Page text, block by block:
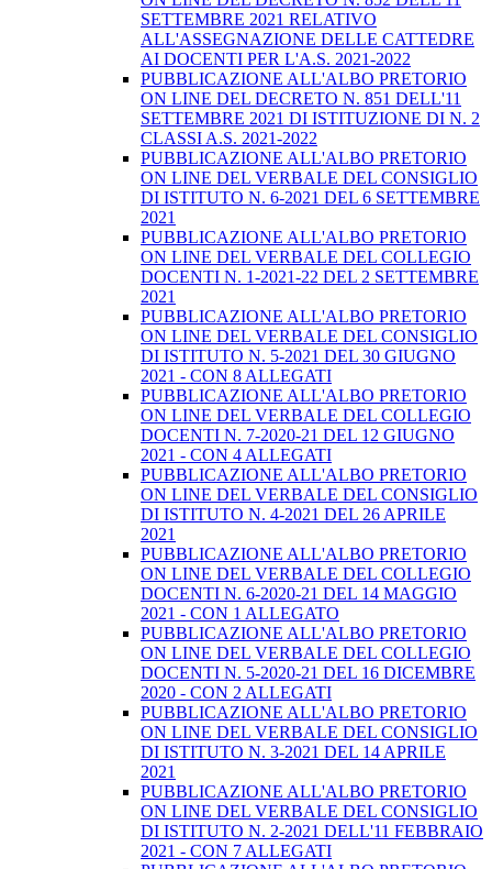
SETTEMBRE 2021 RELATIVO
ALL'ASSEGNAZIONE DELLE CATTEDRE
AI DOCENTI PER L'A.S. 2021-2022
PUBBLICAZIONE ALL'ALBO PRETORIO
ON LINE DEL DECRETO N. 851 DELL'11
SETTEMBRE 2021 DI ISTITUZIONE DI N. 2
CLASSI A.S. 2021-2022
PUBBLICAZIONE ALL'ALBO PRETORIO
ON LINE DEL VERBALE DEL CONSIGLIO
DI ISTITUTO N. 6-2021 DEL 6 SETTEMBRE
2021
PUBBLICAZIONE ALL'ALBO PRETORIO
ON LINE DEL VERBALE DEL COLLEGIO
DOCENTI N. 1-2021-22 DEL 2 SETTEMBRE
2021
PUBBLICAZIONE ALL'ALBO PRETORIO
ON LINE DEL VERBALE DEL CONSIGLIO
DI ISTITUTO N. 5-2021 DEL 30 GIUGNO
2021 - CON 8 ALLEGATI
PUBBLICAZIONE ALL'ALBO PRETORIO
ON LINE DEL VERBALE DEL COLLEGIO
DOCENTI N. 7-2020-21 DEL 12 GIUGNO
2021 - CON 4 ALLEGATI
PUBBLICAZIONE ALL'ALBO PRETORIO
ON LINE DEL VERBALE DEL CONSIGLIO
DI ISTITUTO N. 4-2021 DEL 26 APRILE
2021
PUBBLICAZIONE ALL'ALBO PRETORIO
ON LINE DEL VERBALE DEL COLLEGIO
DOCENTI N. 6-2020-21 DEL 14 MAGGIO
2021 - CON 1 ALLEGATO
PUBBLICAZIONE ALL'ALBO PRETORIO
ON LINE DEL VERBALE DEL COLLEGIO
DOCENTI N. 5-2020-21 DEL 16 DICEMBRE
2020 - CON 2 ALLEGATI
PUBBLICAZIONE ALL'ALBO PRETORIO
ON LINE DEL VERBALE DEL CONSIGLIO
DI ISTITUTO N. 3-2021 DEL 14 APRILE
2021
PUBBLICAZIONE ALL'ALBO PRETORIO
ON LINE DEL VERBALE DEL CONSIGLIO
DI ISTITUTO N. 2-2021 DELL'11 FEBBRAIO
2021 - CON 7 ALLEGATI